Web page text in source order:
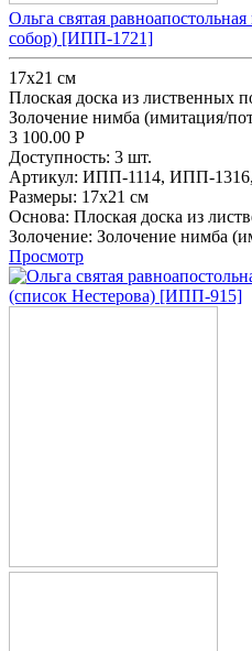
Ольга святая
собор) [ИПП-1721]
17х21 см
Плоская доска из лиственных
Золочение нимба (имитация/
3 100.00 Р
Доступность: 3 шт.
Артикул: ИПП-1114, ИПП-1316,
Размеры: 17х21 см
Основа: Плоская доска из
Золочение: Золочение нимба
Просмотр